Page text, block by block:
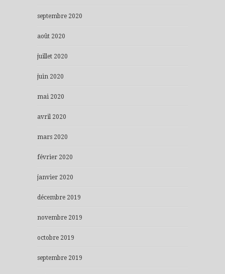
septembre 2020
août 2020
juillet 2020
juin 2020
mai 2020
avril 2020
mars 2020
février 2020
janvier 2020
décembre 2019
novembre 2019
octobre 2019
septembre 2019